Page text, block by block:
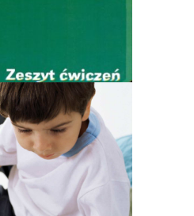
dla studenta (e-book) PDF
zł